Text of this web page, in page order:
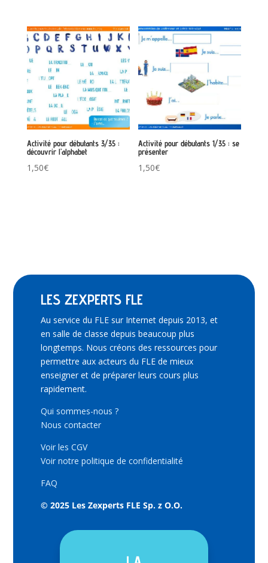
Activité pour débutants 3/35 :
découvrir l’alphabet
1,50€
Activité pour débutants 1/35 : se
présenter
1,50€
LES ZEXPERTS FLE
Au service du FLE sur Internet depuis 2013, et
en salle de classe depuis beaucoup plus
longtemps. Nous créons des ressources pour
permettre aux acteurs du FLE de mieux
enseigner et de préparer leurs cours plus
rapidement.
Qui sommes-nous ?
Nous contacter
Voir les CGV
Voir notre politique de confidentialité
FAQ
© 2025 Les Zexperts FLE Sp. z O.O.